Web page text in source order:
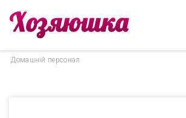
Домашнiй персонал